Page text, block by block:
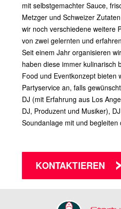
mit selbstgemachter Sauce,
Metzger und Schweizer
wir noch verschiedene weitere
von zwei gelernten und
Seit einem Jahr organisieren
haben diese immer kulinarisch
Food und Eventkonzept bieten
Partyservice an, falls
DJ (mit Erfahrung aus Los
DJ, Produzent und Musiker),
Soundanlage mit und begleiten
KONTAKTIEREN